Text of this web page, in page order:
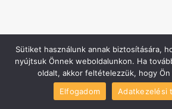
Sütiket használunk annak biztosítására,
nyújtsuk Önnek weboldalunkon. Ha
oldalt, akkor feltételezzük, hogy
Elfogadom
Adatkezelési